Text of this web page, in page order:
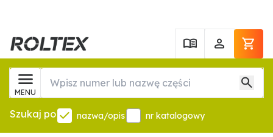
MENU
Szukaj po nazwa/opis nr katalogowy